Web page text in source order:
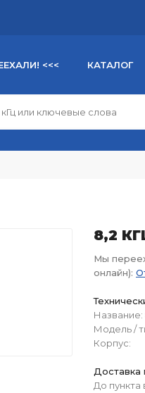
<<< КАТАЛОГ
8,2
Мы
онлайн):
Название:
Модель /
Корпус:
Доставка
До